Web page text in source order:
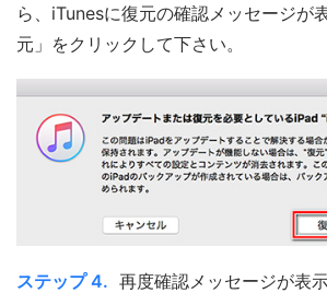
ら、iTunesに復元の確認メッセージが
元」をクリックして下さい。
ステップ 4. 再度確認メッセージが表